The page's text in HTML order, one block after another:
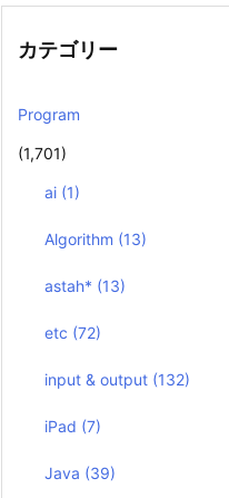
カテゴリー
Program
(1,701)
ai (1)
Algorithm (13)
astah* (13)
etc (72)
input & output (132)
iPad (7)
Java (39)